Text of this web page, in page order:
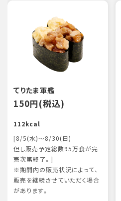
てりたま軍艦
150円(税込)
112kcal
[8/5(水)～8/30(日)
但し販売予定総数95万食が完
売次第終了。]
※期間内の販売状況によって、
販売を継続させていただく場合
があります。